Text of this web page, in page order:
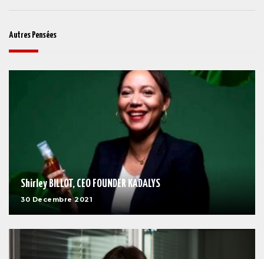
Autres Pensées
Shirley BILLOT, CEO FOUNDER KADALYS
30 Decembre 2021